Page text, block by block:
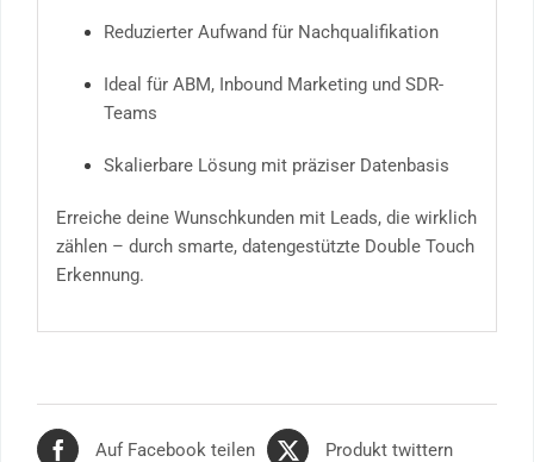
Reduzierter Aufwand für Nachqualifikation
Ideal für ABM, Inbound Marketing und SDR-
Teams
Skalierbare Lösung mit präziser Datenbasis
Erreiche deine Wunschkunden mit Leads, die wirklich
zählen – durch smarte, datengestützte Double Touch
Erkennung.
Auf Facebook teilen Produkt twittern